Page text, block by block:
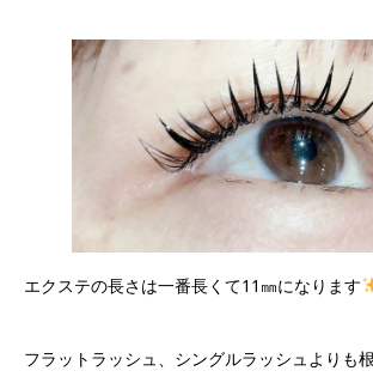
エクステの長さは一番長くて11㎜になります
フラットラッシュ、シングルラッシュよりも